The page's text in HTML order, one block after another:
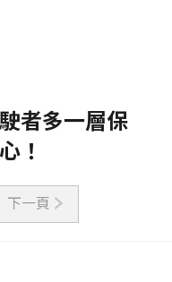
者多一層保
！
下一頁